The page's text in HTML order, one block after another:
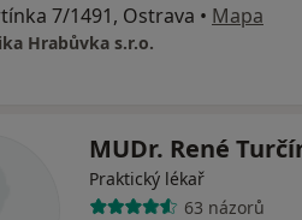
7/1491, Ostrava • Mapa
Hrabůvka s.r.o.
MUDr. René
Praktický lékař
63 názorů